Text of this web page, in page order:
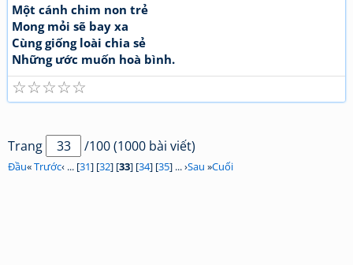
Một cánh chim non trẻ
Mong mỏi sẽ bay xa
Cùng giống loài chia sẻ
Những ước muốn hoà bình.
☆
☆
☆
☆
☆
Trang /100 (1000 bài viết)
Đầu«Trước‹ ... [31] [32] [33] [34] [35] ... ›Sau »Cuối